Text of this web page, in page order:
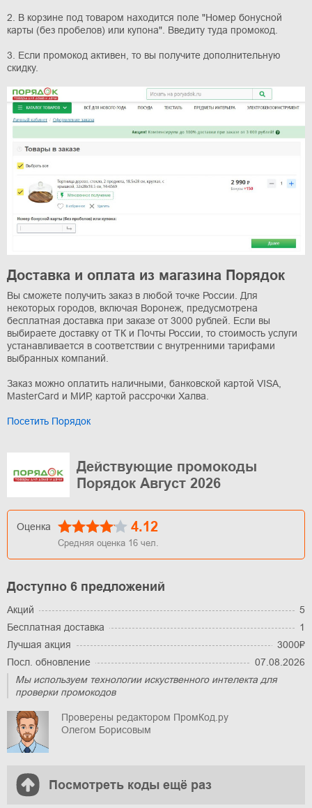
2. В корзине под товаром находится поле "Номер бонусной
карты (без пробелов) или купона". Введиту туда промокод.
3. Если промокод активен, то вы получите дополнительную
скидку.
Доставка и оплата из магазина Порядок
Вы сможете получить заказ в любой точке России. Для
некоторых городов, включая Воронеж, предусмотрена
бесплатная доставка при заказе от 3000 рублей. Если вы
выбираете доставку от ТК и Почты России, то стоимость услуги
устанавливается в соответствии с внутренними тарифами
выбранных компаний.
Заказ можно оплатить наличными, банковской картой VISA,
MasterCard и МИР, картой рассрочки Халва.
Посетить Порядок
Действующие промокоды
Порядок Август 2026
Оценка 4.12
Средняя оценка 16 чел.
Доступно 6 предложений
Акций
5
Бесплатная доставка
1
Лучшая акция
3000₽
Посл. обновление
07.08.2026
Мы используем технологии искуственного интелекта для
проверки промокодов
Проверены редактором ПромКод.ру
Олегом Борисовым
Посмотреть коды ещё раз